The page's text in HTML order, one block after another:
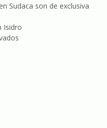
Sudaca son de exclusiva
Isidro